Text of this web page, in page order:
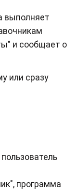
выполняет
и сообщает о
или сразу
программа